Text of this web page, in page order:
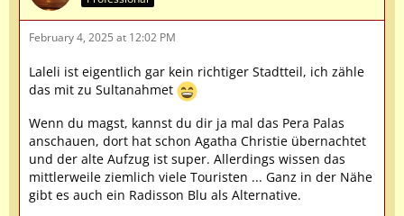
February 4, 2025 at 12:02 PM
Laleli ist eigentlich gar kein richtiger Stadtteil, ich zähle
das mit zu Sultanahmet
Wenn du magst, kannst du dir ja mal das Pera Palas
anschauen, dort hat schon Agatha Christie übernachtet
und der alte Aufzug ist super. Allerdings wissen das
mittlerweile ziemlich viele Touristen ... Ganz in der Nähe
gibt es auch ein Radisson Blu als Alternative.